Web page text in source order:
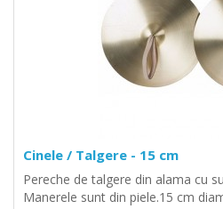
Cinele / Talgere - 15 cm
Pereche de talgere din alama cu
Manerele sunt din piele.15 cm